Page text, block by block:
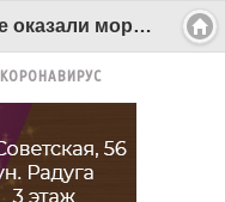
Олимпийцы Писаревские оказали моральную поддержку штангистам Северодвинска - Беломорканал Северодвинск tv29.ru
КОРОНАВИРУС